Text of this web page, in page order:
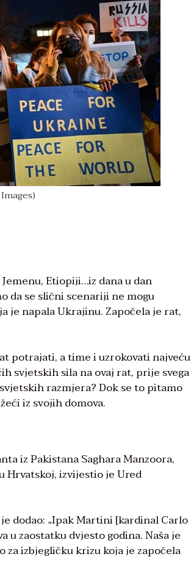
Etiopiji…iz dana u dan
da se slični scenariji ne mogu
je napala Ukrajinu. Započela je rat,
potrajati, a time i uzrokovati najveću
svjetskih sila na ovaj rat, prije svega
razmjera? Dok se to pitamo
iz svojih domova.
iz Pakistana Saghara Manzoora,
Hrvatskoj, izvijestio je Ured
dodao: „Ipak Martini [kardinal Carlo
u zaostatku dvjesto godina. Naša je
za izbjegličku krizu koja je započela